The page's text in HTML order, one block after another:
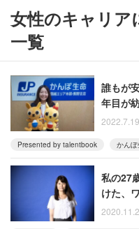
女性のキャリア
一覧
誰もが
年目が
2022.7.19
Presented by talentbook かん
私の27
けた、